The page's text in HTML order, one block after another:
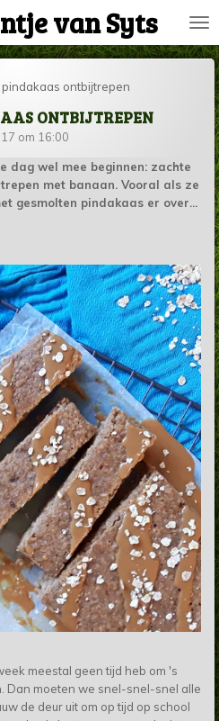
van Syts
ontbijtrepen
ONTBIJTREPEN
om 16:00
dag wel mee beginnen: zachte
met banaan. Vooral als ze
gesmolten pindakaas er over...
meestal geen tijd heb om 's
Dan moeten we snel-snel-snel alle
de deur uit om op tijd op school